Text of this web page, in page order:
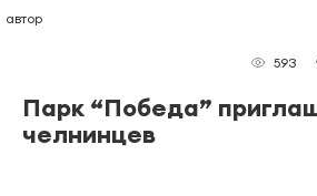
автор
593
Парк “Победа”
челнинцев